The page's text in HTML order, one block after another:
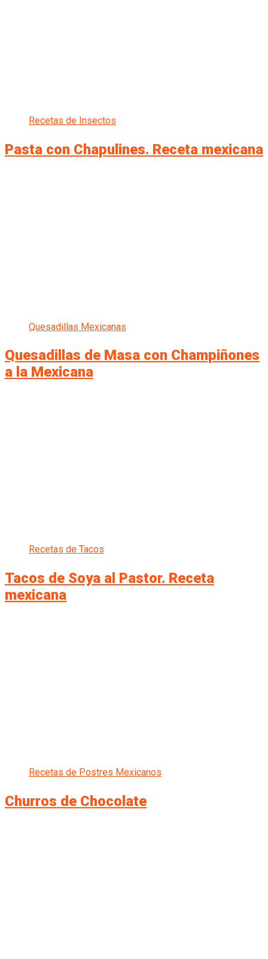
Recetas de Insectos
Pasta con Chapulines. Receta mexicana
Quesadillas Mexicanas
Quesadillas de Masa con Champiñones
a la Mexicana
Recetas de Tacos
Tacos de Soya al Pastor. Receta
mexicana
Recetas de Postres Mexicanos
Churros de Chocolate